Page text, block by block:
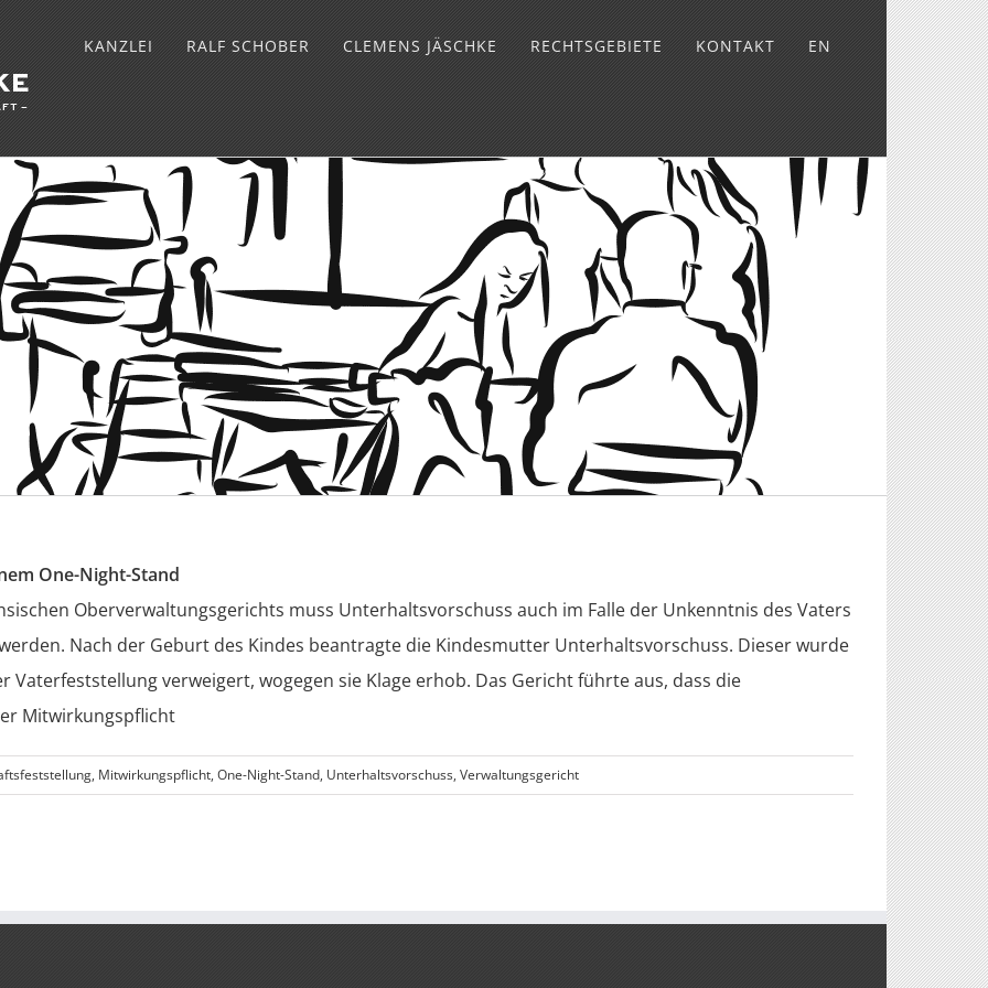
KANZLEI RALF SCHOBER CLEMENS JÄSCHKE RECHTSGEBIETE KONTAKT EN
One-Night-Stand
Oberverwaltungsgerichts muss Unterhaltsvorschuss auch im Falle der Unkenntnis des Vaters
Nach der Geburt des Kindes beantragte die Kindesmutter Unterhaltsvorschuss. Dieser wurde
verweigert, wogegen sie Klage erhob. Das Gericht führte aus, dass die
Mitwirkungspflicht
, Mitwirkungspflicht, One-Night-Stand, Unterhaltsvorschuss, Verwaltungsgericht